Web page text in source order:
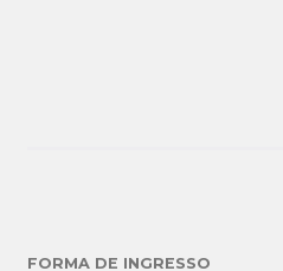
FORMA DE INGRESSO